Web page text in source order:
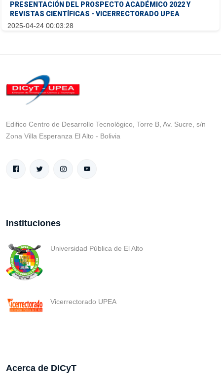
PRESENTACIÓN DEL PROSPECTO ACADÉMICO 2022 Y
REVISTAS CIENTÍFICAS - VICERRECTORADO UPEA
2025-04-24 00:03:28
Edifico Centro de Desarrollo Tecnológico, Torre B, Av. Sucre, s/n
Zona Villa Esperanza El Alto - Bolivia
Instituciones
Universidad Pública de El Alto
Vicerrectorado UPEA
Acerca de DICyT